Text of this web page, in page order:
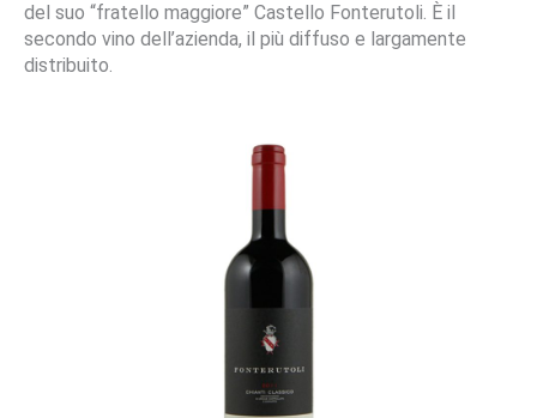
del suo “fratello maggiore” Castello Fonterutoli. È il
secondo vino dell’azienda, il più diffuso e largamente
distribuito.